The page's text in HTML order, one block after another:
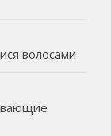
волосами